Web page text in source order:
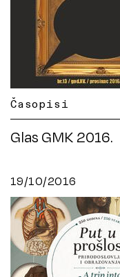
Časopisi
Glas GMK 2016.
19/10/2016